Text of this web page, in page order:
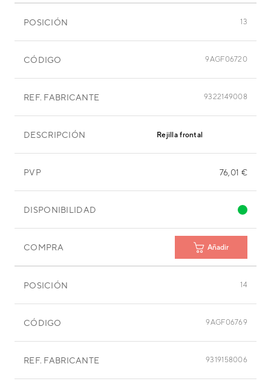
POSICIÓN 13
CÓDIGO 9AGF06720
REF. FABRICANTE 9322149008
DESCRIPCIÓN Rejilla frontal
PVP 76,01 €
DISPONIBILIDAD
COMPRA Añadir
POSICIÓN 14
CÓDIGO 9AGF06769
REF. FABRICANTE 9319158006